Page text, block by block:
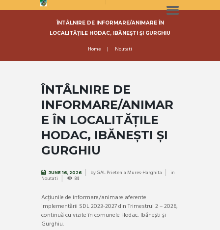
ÎNTÂLNIRE DE INFORMARE/ANIMARE ÎN
LOCALITĂȚILE HODAC, IBĂNEȘTI ȘI GURGHIU
Home Noutati
ÎNTÂLNIRE DE
INFORMARE/ANIMAR
E ÎN LOCALITĂȚILE
HODAC, IBĂNEȘTI ȘI
GURGHIU
JUNE 16, 2026 byGAL Prietenia Mures-Harghita in
Noutati 84
Acțiunile de informare/animare aferente
implementării SDL 2023-2027 din Trimestrul 2 – 2026,
continuă cu vizite în comunele Hodac, Ibănești și
Gurghiu.